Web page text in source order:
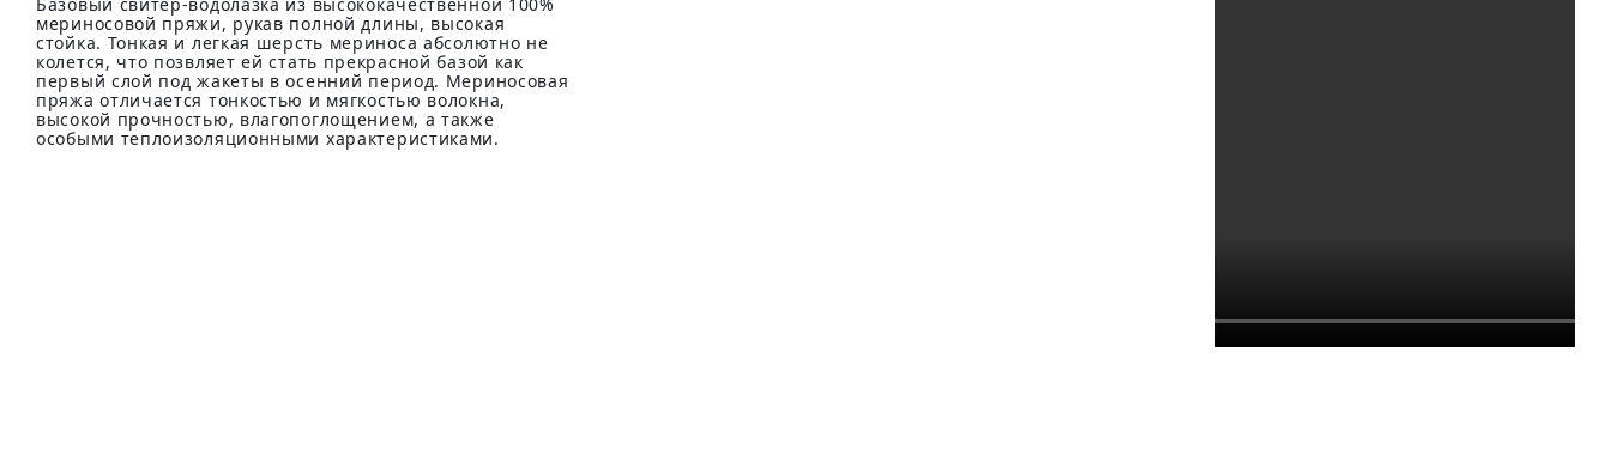
мериносовой пряжи, рукав полной длины, высокая
стойка. Тонкая и легкая шерсть мериноса абсолютно не
колется, что позвляет ей стать прекрасной базой как
первый слой под жакеты в осенний период. Мериносовая
пряжа отличается тонкостью и мягкостью волокна,
высокой прочностью, влагопоглощением, а также
особыми теплоизоляционными характеристиками.